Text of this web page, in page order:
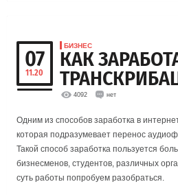
07
11.20
БИЗНЕС
КАК
4092 нет
Одним из способов заработка в
которая подразумевает перенос
Такой способ заработка пользуется
бизнесменов, студентов, различных
суть работы попробуем разобраться.